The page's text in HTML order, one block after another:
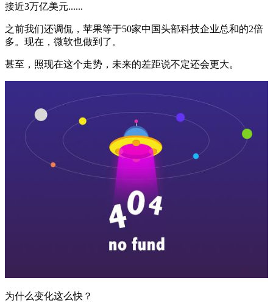
接近3万亿美元......
之前我们还调侃，苹果等于50家中国头部科技企业总和的2倍
多。现在，微软也做到了。
甚至，照现在这个走势，未来的差距说不定还会更大。
为什么变化这么快？